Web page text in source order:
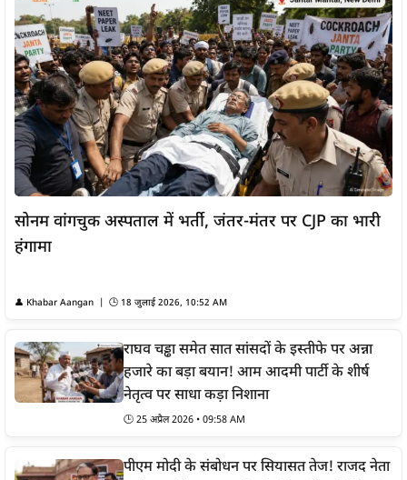
सोनम वांगचुक अस्पताल में भर्ती, जंतर-मंतर पर CJP का भारी
हंगामा
👤 Khabar Aangan | 🕒 18 जुलाई 2026, 10:52 AM
राघव चड्ढा समेत सात सांसदों के इस्तीफे पर अन्ना
हजारे का बड़ा बयान! आम आदमी पार्टी के शीर्ष
नेतृत्व पर साधा कड़ा निशाना
🕒 25 अप्रैल 2026 • 09:58 AM
पीएम मोदी के संबोधन पर सियासत तेज! राजद नेता